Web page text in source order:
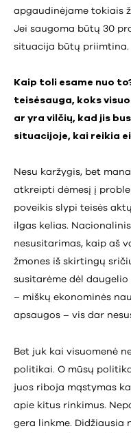
apgaudinėjame tokiais
Jei saugoma būtų 30
situacija būtų priimtina.
Kaip toli esame nuo
teisėsauga, koks
ar yra vilčių, kad jis
situacijoje, kai reikia
Nesu karžygis, bet
atkreipti dėmesį į
poveikis slypi teisės
ilgas kelias.
nesusitarimas, kaip aš
žmones iš skirtingų
susitarėme dėl
– miškų ekonominės
apsaugos – vis dar
Bet juk kai visuomenė
politikai. O mūsų
juos riboja mąstymas
apie kitus rinkimus.
gera linkme. Didžiausia